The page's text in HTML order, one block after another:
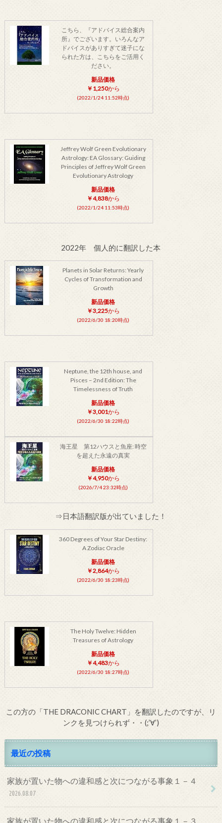
こちら、『アドバイス総合案内
所』でございます。いろんなア
ドバイスがありすぎて迷子にな
られた方は、こちらをご活用く
ださい。
新品価格
￥1,250から
(2022/1/24 11:52時点)
Jeffrey Wolf Green Evolutionary
Astrology: EA Glossary: Guiding
Principles of Jeffrey Wolf Green
Evolutionary Astrology
新品価格
￥4,838から
(2022/1/24 11:53時点)
2022年 個人的に翻訳した本
Planets in Solar Returns: Yearly
Cycles of Transformation and
Growth
新品価格
￥3,225から
(2022/6/30 18:20時点)
Neptune, the 12th house, and
Pisces – 2nd Edition: The
Timelessness of Truth
新品価格
￥3,001から
(2022/6/30 18:22時点)
海王星 第12ハウスと魚座: 時空
を超えた永遠の真実
新品価格
￥4,950から
(2026/7/4 23:32時点)
⇒日本語翻訳版が出ていました！
360 Degrees of Your Star Destiny:
A Zodiac Oracle
新品価格
￥2,864から
(2022/6/30 18:23時点)
The Holy Twelve: Hidden
Treasures of Astrology
新品価格
￥4,483から
(2022/6/30 18:27時点)
この方の「THE DRACONIC CHART」を翻訳したのですが、リ
ンクを見つけられず・・(;’∀’)
最近の投稿
家族が置いた物への違和感と次につながる事象１－４
2026.08.07
家族が置いた物への違和感と次につながる事象１－３